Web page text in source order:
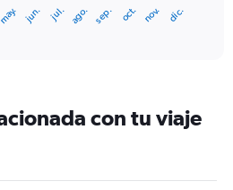
may. jun. jul. ago. sep. oct. nov. dic.
con tu viaje